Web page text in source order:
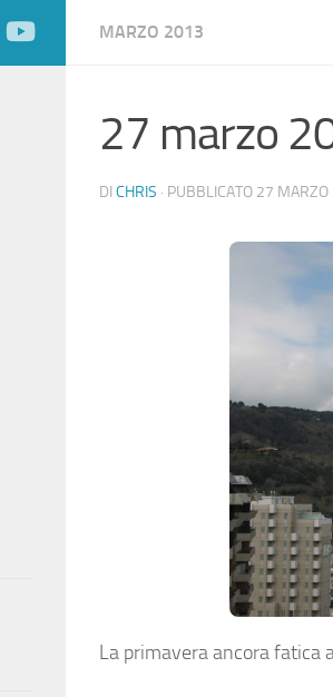
MARZO 2013
27 marzo
DI CHRIS · PUBBLICATO 27
La primavera ancora fatica